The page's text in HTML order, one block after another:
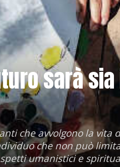
sarà
che avvolgono la vita
che non può
umanistici e